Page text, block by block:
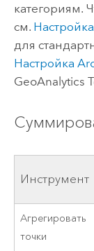
категориям.
см.
для
Настройка
GeoAnalytics
Инструмент
Агрегировать
точки